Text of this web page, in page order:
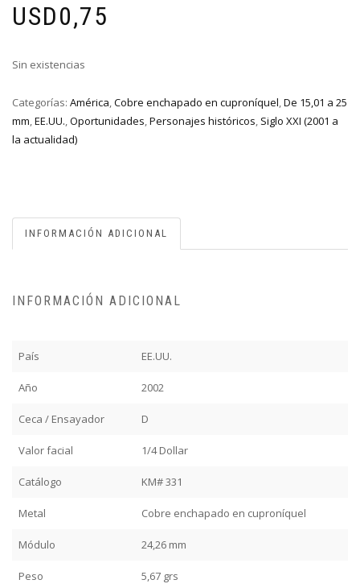
USD0,75
Sin existencias
Categorías: América,Cobre enchapado en cuproníquel,De 15,01 a 25
mm,EE.UU.,Oportunidades,Personajes históricos, Siglo XXI (2001 a
la actualidad)
INFORMACIÓN ADICIONAL
INFORMACIÓN ADICIONAL
País EE.UU.
Año 2002
Ceca / Ensayador D
Valor facial 1/4 Dollar
Catálogo KM# 331
Metal Cobre enchapado en cuproníquel
Módulo 24,26 mm
Peso 5,67 grs